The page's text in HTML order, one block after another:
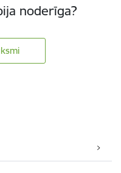
noderīga?